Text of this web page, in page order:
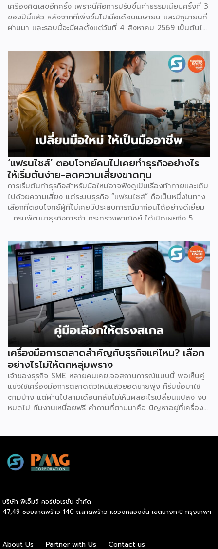
เครื่องคิดเลขอีกครั้ง เพราะนี่คือการปรับขึ้นค่าธรรมเนียมครั้งที่ 3
ของปีนี้แล้ว หลังจากที่เพิ่งขึ้นไปเมื่อเดือนเมษายน และมิถุนายนที่
ผ่านมา และรอบนี้จะมีผลตั้งแต่วันที่ 4 สิงหาคม 2569 เป็นต้นไป
เช่น ร้านที่เป็นแบรนด์ขนาดใหญ่ จะมีเรตสูงสุด 19.26% ในหมวด
แฟชั่น และ FMCG, ร้าน Non-Mall ทั่วไป สูงสุด 17.12% เป็นต้น
โดยตัวเลขเหล่านี้รวม VAT 7% แล้ว และยังไม่นับค่าธรรมเนียม
อื่นที่เก็บซ้อนอยู่ เช่น ค่าธรรมเนียมการชำระเงิน (เริ่มต้น 3.21%)
และค่าธรรมเนียมโครงสร้างพื้นฐาน 1.07 บาทต่อออร์เดอร์
(สำหรับร้านที่มียอดขายเกิน 100 ออร์เดอร์ต่อเดือน) ลอง
คำนวณดู หากเป็นร้าน Non-Mall ขายเสื้อยืดตัวละ 100 บาท ค่า
ส่ง 25 บาท เมื่อหักค่าธรรมเนียมการขาย […]
‘แฟรนไชส์’ ตอบโจทย์คนไม่เคยทำธุรกิจอย่างไร
ให้เริ่มต้นง่าย-ลดความเสี่ยงขาดทุน
การเริ่มต้นทำธุรกิจสำหรับมือใหม่อาจฟังดูเป็นเรื่องท้าทายและเต็ม
ไปด้วยความเสี่ยง แต่ระบบธุรกิจ “แฟรนไชส์” ถือเป็นหนึ่งในทาง
เลือกที่ตอบโจทย์ผู้ที่ไม่เคยมีประสบการณ์มาก่อนได้อย่างดีเยี่ยม
กรมพัฒนาธุรกิจการค้า กระทรวงพาณิชย์ ได้เปิดเผยถึง 5
การลงทุนที่น่าสนใจและช่วยลดอุปสรรคสำหรับผู้เริ่มต้นได้อย่างมี
ประสิทธิภาพ เหตุผลประการแรกคือ การมีโมเดลธุรกิจที่ชัดเจน
และพร้อมนำไปใช้ทันที ซึ่งถือเป็นการลดความเสี่ยงด้านการลงทุน
ได้อย่างดีที่สุด เนื่องจากผู้ลงทุนไม่จำเป็นต้องเสียเวลาลองผิด
ลองถูกเอง ระบบแฟรนไชส์ถูกออกแบบและผ่านการพิสูจน์ความ
สำเร็จมาแล้วโดยเจ้าของแบรนด์ ซึ่งมีการจัดเตรียมอุปกรณ์
โครงสร้างร้านตามมาตรฐาน พร้อมคู่มือการปฏิบัติงานที่ชัดเจน
อีกทั้งยังมีทีมงานคอยช่วยสอนงานทั้งภาคทฤษฎีและปฏิบัติก่อน
เปิดร้านจริง ทำให้ผู้ซื้อแฟรนไชส์สามารถควบคุมคุณภาพของ
สินค้าและบริการให้เป็นไปตามมาตรฐานได้อย่างง่ายดาย เหตุผล
ประการต่อมาคือ แบรนด์มีชื่อเสียงและมีฐานลูกค้าที่แข็งแกร่งอยู่
แล้ว การซื้อแฟรนไชส์ทำให้ผู้ลงทุนได้ครอบครองแบรนด์ที่เป็นที่
รู้จักในตลาด ส่งผลให้มีกลุ่มลูกค้าพร้อมอุดหนุนตั้งแต่วันแรกที่
เปิดทำการ นอกจากนี้ เจ้าของแบรนด์ยังทำการตลาด
ประชาสัมพันธ์ และสร้างการรับรู้แบรนด์อย่างต่อเนื่อง ซึ่งช่วยให้
ผู้ลงทุนประหยัดงบประมาณด้านการตลาดและสร้างความเชื่อมั่น
ให้กับผู้บริโภคได้อย่างรวดเร็ว ประการที่สามคือ การมีที่ปรึกษา
ทางธุรกิจอย่างใกล้ชิดตลอดระยะเวลาสัญญา คอยให้คำแนะนำ
และร่วมแก้ปัญหาต่างๆ ทำให้ผู้ลงทุนมั่นใจได้ว่าจะไม่ได้เดินอยู่บน
เส้นทางธุรกิจเพียงลำพัง เหตุผลประการที่สี่คือ โอกาสเติบโต
ให้คำปรึกษาด้านการบริหารการเงิน การประมาณการรายรับ-ราย
จ่าย ตลอดจนการจัดการสต๊อกสินค้าอย่างเป็นระบบ ช่วยให้ระบบ
การเงินของร้านมีสภาพคล่องที่ดี เพิ่มโอกาสในการคืนทุนได้เร็ว
ในแวดวงธุรกิจต่อไปได้ไม่ยาก และเหตุผลประการสุดท้ายคือ
เครื่องมือการตลาดสำคัญกับธุรกิจแค่ไหน? เลือก
อย่างไรไม่ให้ตกหลุ่มพราง
เจ้าของธุรกิจ SME หลายคนเคยเจอสถานการณ์แบบนี้ พอเห็นคู่
แข่งใช้เครื่องมือการตลาดตัวใหม่แล้วยอดขายพุ่ง ก็รีบซื้อมาใช้
ตามบ้าง แต่ผ่านไปสามเดือนกลับไม่เห็นผลอะไรเปลี่ยนแปลง งบ
หมดไป ทีมงานเหนื่อยฟรี คำถามที่ตามมาคือ ปัญหาอยู่ที่เครื่อง
DAAT ชี้ว่าผู้เชี่ยวชาญแนะนำให้ธุรกิจจัดสรรงบประมาณราว 30%
ไว้สำหรับการสร้างแบรนด์ (Brand Building) ในระยะยาว แทนที่
Top of Mind ของผู้บริโภคจะเป็นฝ่ายได้เปรียบเมื่อสถานการณ์
กลับมาคึกคักอีกครั้ง นี่คือจุดที่เครื่องมือการตลาดเข้ามามี
บริษัท พีเอ็มจี คอร์ปอเรชั่น จำกัด
47,49 ซอยลาดพร้าว 140 ถ.ลาดพร้าว แขวงคลองจั่น เขตบางกะปิ กรุงเทพฯ
About Us Partner with Us Contact us